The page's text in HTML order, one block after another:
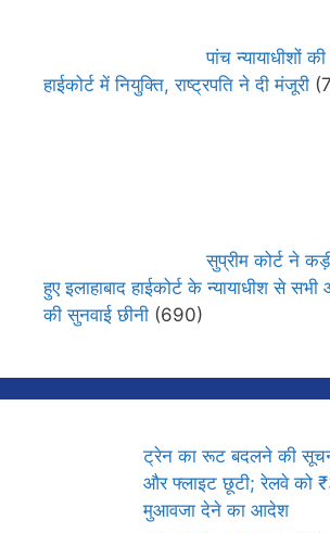
पांच न्यायाधीशों की
हाईकोर्ट में नियुक्ति, राष्ट्रपति ने दी मंजूरी
सुप्रीम कोर्ट ने
हुए इलाहाबाद हाईकोर्ट के न्यायाधीश से
की सुनवाई छीनी (690)
ट्रेन का रूट बदलने की
और फ्लाइट छूटी; रेलवे को
मुआवजा देने का आदेश